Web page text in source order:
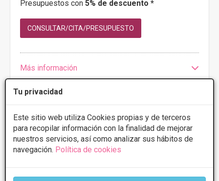
Tu privacidad
Este sitio web utiliza Cookies propias y de terceros
para recopilar información con la finalidad de mejorar
nuestros servicios, así como analizar sus hábitos de
navegación. Política de cookies
Presupuestos con 5% de descuento *
CONSULTAR/CITA/PRESUPUESTO
Más información
1 de 1
* Información orientativa, el descuento puede variar en función del
ofertas y descuentos que ofrecen.